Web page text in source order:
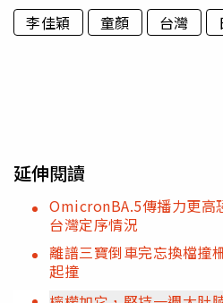
李佳穎 童顏 台灣
延伸閱讀
OmicronBA.5傳播力更
台灣定序情況
離譜三寶倒車完忘換檔
起撞